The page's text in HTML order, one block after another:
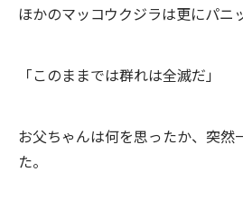
ほかのマッコウクジラは更にパニ
「このままでは群れは全滅だ」
お父ちゃんは何を思ったか、突然
た。